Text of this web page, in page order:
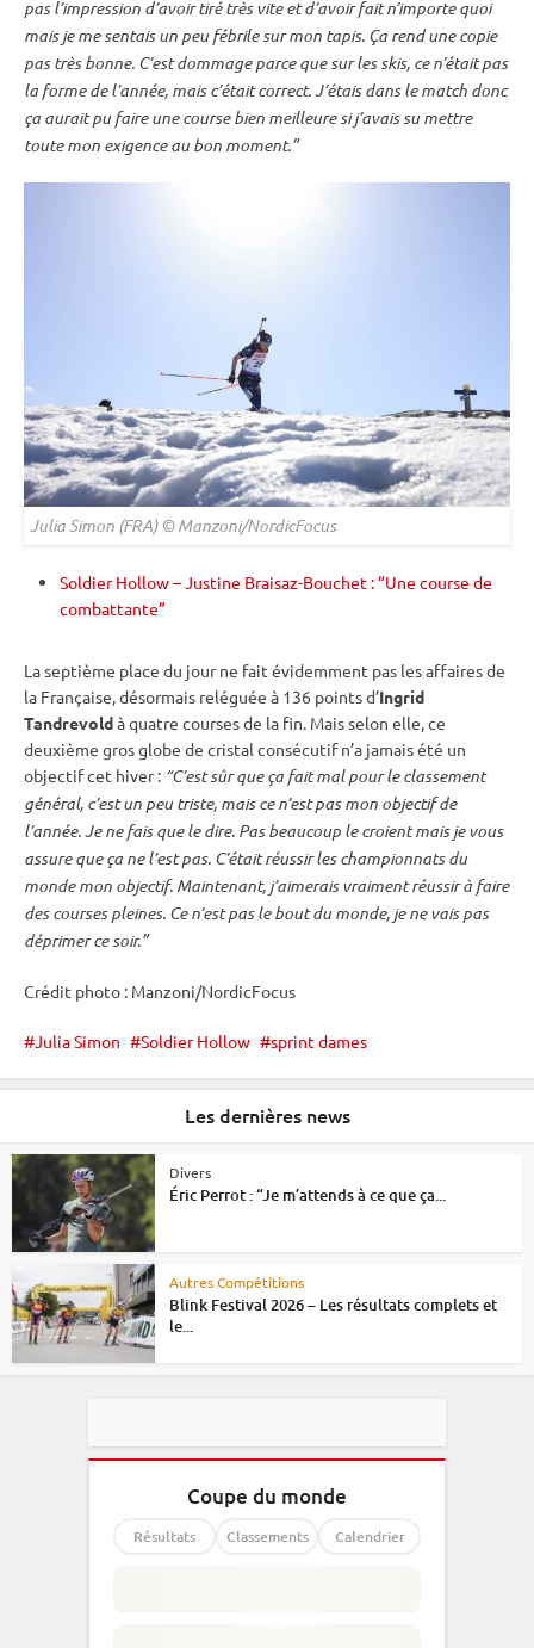
pas l’impression d’avoir tiré très vite et d’avoir fait n’importe quoi
mais je me sentais un peu fébrile sur mon tapis. Ça rend une copie
pas très bonne. C’est dommage parce que sur les skis, ce n’était pas
la forme de l’année, mais c’était correct. J’étais dans le match donc
ça aurait pu faire une course bien meilleure si j’avais su mettre
toute mon exigence au bon moment.”
Julia Simon (FRA) © Manzoni/NordicFocus
Soldier Hollow – Justine Braisaz-Bouchet : “Une course de
combattante”
La septième place du jour ne fait évidemment pas les affaires de
la Française, désormais reléguée à 136 points d’Ingrid
Tandrevoldà quatre courses de la fin. Mais selon elle, ce
deuxième grosglobe de cristal consécutif n’a jamais été un
objectif cet hiver : “C’est sûr que ça fait mal pour le classement
général, c’est un peu triste, mais ce n’est pas mon objectif de
l’année. Je ne fais que le dire. Pas beaucoup le croient mais je vous
assure que ça ne l’est pas. C’était réussir leschampionnats du
mondemon objectif. Maintenant, j’aimerais vraiment réussir à faire
des courses pleines. Ce n’est pas le bout du monde, je ne vais pas
déprimer ce soir.”
Crédit photo : Manzoni/NordicFocus
Julia Simon Soldier Hollow sprint dames
Les dernières news
Divers
Éric Perrot : “Je m’attends à ce que ça...
Autres Compétitions
Blink Festival 2026 – Les résultats complets et
le...
Coupe du monde
Résultats Classements Calendrier